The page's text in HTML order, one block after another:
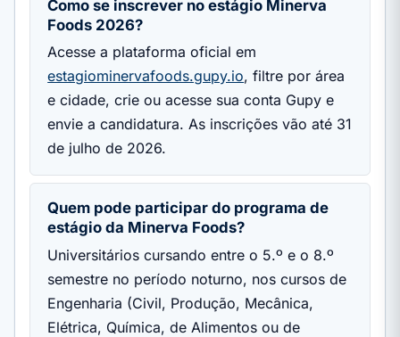
Como se inscrever no estágio Minerva
Foods 2026?
Acesse a plataforma oficial em
estagiominervafoods.gupy.io, filtre por área
e cidade, crie ou acesse sua conta Gupy e
envie a candidatura. As inscrições vão até 31
de julho de 2026.
Quem pode participar do programa de
estágio da Minerva Foods?
Universitários cursando entre o 5.º e o 8.º
semestre no período noturno, nos cursos de
Engenharia (Civil, Produção, Mecânica,
Elétrica, Química, de Alimentos ou de